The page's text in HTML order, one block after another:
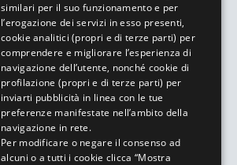
similari per il suo funzionamento e per
l’erogazione dei servizi in esso presenti,
cookie analitici (propri e di terze parti) per
comprendere e migliorare l’esperienza di
navigazione dell’utente, nonché cookie di
profilazione (propri e di terze parti) per
inviarti pubblicità in linea con le tue
preferenze manifestate nell’ambito della
navigazione in rete.
Per modificare o negare il consenso ad
alcuni o a tutti i cookie clicca “Mostra